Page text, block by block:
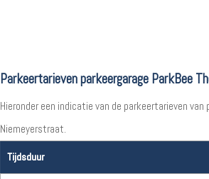
Parkeertarieven parkeergarage ParkBee
Hieronder een indicatie van de parkeertarieven van
Niemeyerstraat.
Tijdsduur